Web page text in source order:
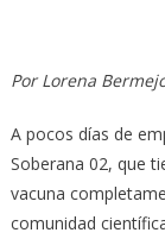
Por Lorena
A pocos días de
Soberana 02, que
vacuna
comunidad